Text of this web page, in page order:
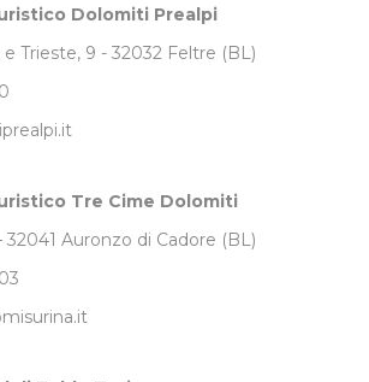
Dolomiti Prealpi
Trieste, 9 - 32032 Feltre (BL)
Tre Cime Dolomiti
32041 Auronzo di Cadore (BL)